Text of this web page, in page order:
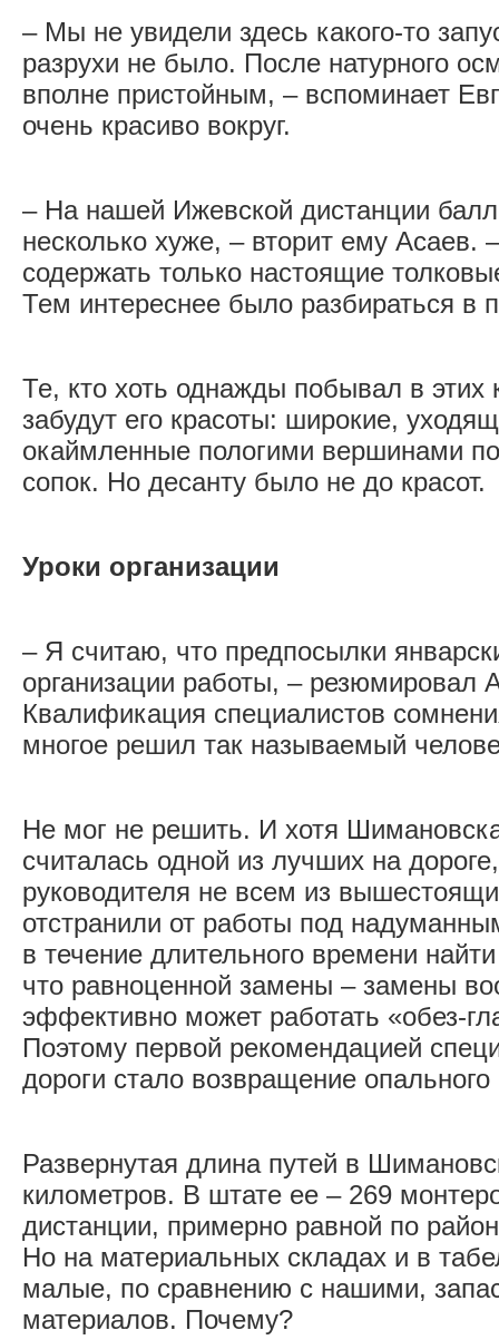
– Мы не увидели здесь какого-то
разрухи не было. После натурного
вполне пристойным, – вспоминает
очень красиво вокруг.
– На нашей Ижевской дистанции
несколько хуже, – вторит ему Асаев.
содержать только настоящие
Тем интереснее было разбираться в
Те, кто хоть однажды побывал в этих
забудут его красоты: широкие,
окаймленные пологими вершинами
сопок. Но десанту было не до красот.
Уроки организации
– Я считаю, что предпосылки
организации работы, – резюмировал
Квалификация специалистов
многое решил так называемый
Не мог не решить. И хотя
считалась одной из лучших на
руководителя не всем из
отстранили от работы под
в течение длительного времени
что равноценной замены – замены
эффективно может работать «обез-
Поэтому первой рекомендацией
дороги стало возвращение
Развернутая длина путей в
километров. В штате ее – 269
дистанции, примерно равной по
Но на материальных складах и в
малые, по сравнению с нашими,
материалов. Почему?